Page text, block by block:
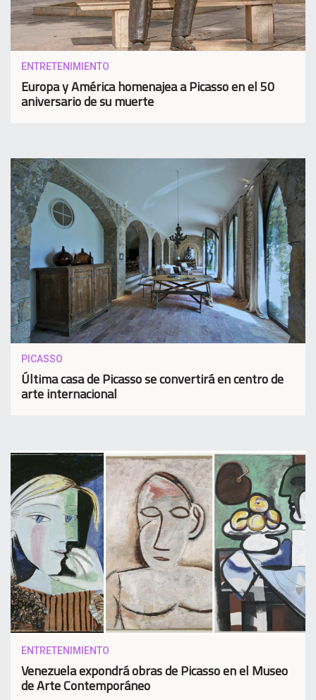
ENTRETENIMIENTO
Europa y América homenajea a Picasso en el 50
aniversario de su muerte
PICASSO
Última casa de Picasso se convertirá en centro de
arte internacional
ENTRETENIMIENTO
Venezuela expondrá obras de Picasso en el Museo
de Arte Contemporáneo